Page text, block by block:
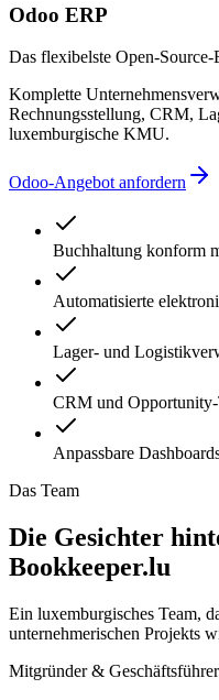
Odoo ERP
Das flexibelste Open-Source-
Komplette
Rechnungsstellung, CRM,
luxemburgische KMU.
Odoo-Angebot anfordern
Buchhaltung konform
Automatisierte
Lager- und
CRM und
Anpassbare
Das Team
Die Gesichter
Bookkeeper.lu
Ein luxemburgisches Team,
unternehmerischen Projekts
Mitgründer & Geschäftsführer